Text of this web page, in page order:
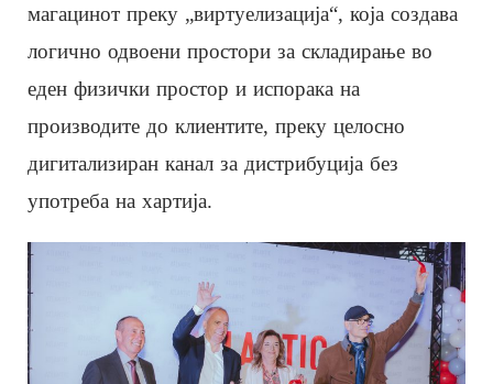
магацинот преку „виртуелизација“, која создава
логично одвоени простори за складирање во
еден физички простор и испорака на
производите до клиентите, преку целосно
дигитализиран канал за дистрибуција без
употреба на хартија.